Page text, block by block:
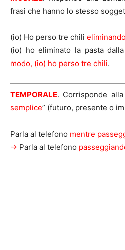
frasi che hanno lo stesso
(io) Ho perso tre chili
(io) ho eliminato la pasta
modo, (io) ho perso tre chili.
TEMPORALE. Corrisponde
semplice” (futuro, presente o
Parla al telefono mentre
-> Parla al telefono